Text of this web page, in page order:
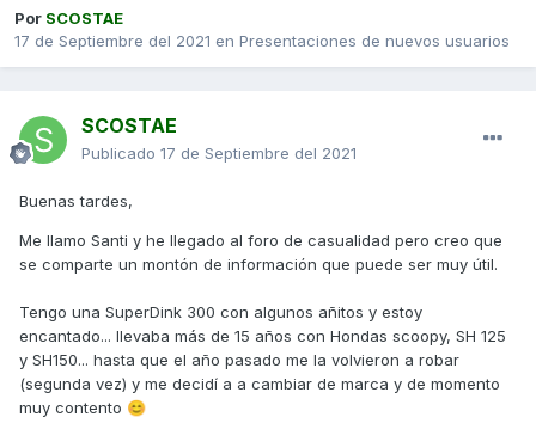
Por SCOSTAE
17 de Septiembre del 2021 en Presentaciones de nuevos usuarios
SCOSTAE
Publicado 17 de Septiembre del 2021
Buenas tardes,
Me llamo Santi y he llegado al foro de casualidad pero creo que
se comparte un montón de información que puede ser muy útil.
Tengo una SuperDink 300 con algunos añitos y estoy
encantado... llevaba más de 15 años con Hondas scoopy, SH 125
y SH150... hasta que el año pasado me la volvieron a robar
(segunda vez) y me decidí a a cambiar de marca y de momento
muy contento 😊